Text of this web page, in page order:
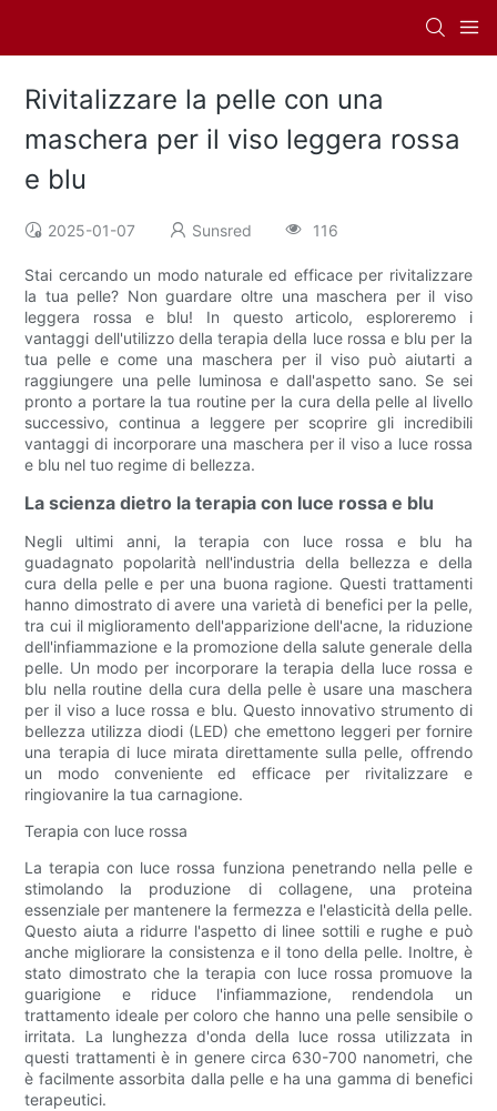
Rivitalizzare la pelle con una
maschera per il viso leggera rossa
e blu
2025-01-07 Sunsred 116
Stai cercando un modo naturale ed efficace per rivitalizzare
la tua pelle? Non guardare oltre una maschera per il viso
leggera rossa e blu! In questo articolo, esploreremo i
vantaggi dell'utilizzo della terapia della luce rossa e blu per la
tua pelle e come una maschera per il viso può aiutarti a
raggiungere una pelle luminosa e dall'aspetto sano. Se sei
pronto a portare la tua routine per la cura della pelle al livello
successivo, continua a leggere per scoprire gli incredibili
vantaggi di incorporare una maschera per il viso a luce rossa
e blu nel tuo regime di bellezza.
La scienza dietro la terapia con luce rossa e blu
Negli ultimi anni, la terapia con luce rossa e blu ha
guadagnato popolarità nell'industria della bellezza e della
cura della pelle e per una buona ragione. Questi trattamenti
hanno dimostrato di avere una varietà di benefici per la pelle,
tra cui il miglioramento dell'apparizione dell'acne, la riduzione
dell'infiammazione e la promozione della salute generale della
pelle. Un modo per incorporare la terapia della luce rossa e
blu nella routine della cura della pelle è usare una maschera
per il viso a luce rossa e blu. Questo innovativo strumento di
bellezza utilizza diodi (LED) che emettono leggeri per fornire
una terapia di luce mirata direttamente sulla pelle, offrendo
un modo conveniente ed efficace per rivitalizzare e
ringiovanire la tua carnagione.
Terapia con luce rossa
La terapia con luce rossa funziona penetrando nella pelle e
stimolando la produzione di collagene, una proteina
essenziale per mantenere la fermezza e l'elasticità della pelle.
Questo aiuta a ridurre l'aspetto di linee sottili e rughe e può
anche migliorare la consistenza e il tono della pelle. Inoltre, è
stato dimostrato che la terapia con luce rossa promuove la
guarigione e riduce l'infiammazione, rendendola un
trattamento ideale per coloro che hanno una pelle sensibile o
irritata. La lunghezza d'onda della luce rossa utilizzata in
questi trattamenti è in genere circa 630-700 nanometri, che
è facilmente assorbita dalla pelle e ha una gamma di benefici
terapeutici.